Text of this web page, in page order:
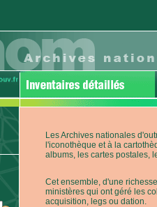
Les Archives nationales
l'iconothèque et à la
albums, les cartes postales,
Cet ensemble, d'une
ministères qui ont géré les
acquisition, legs ou dation.